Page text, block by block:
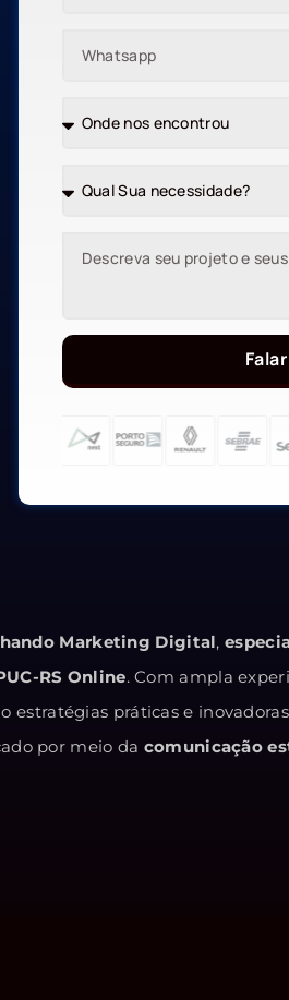
Marketing Digital,
RS Online. Com ampla
práticas e
por meio da comunicação